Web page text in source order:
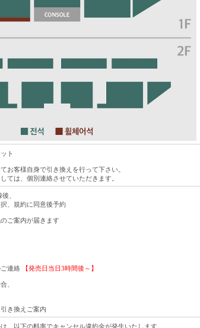
ト
お客様自身で引き換えを行って下さい。
ては、個別連絡させていただきます。
、
、規約に同意後予約
ご案内が届きます
連絡
【発売日当日3時間後～】
、
き換えご案内
、以下の料率でキャンセル違約金が発生いたします。